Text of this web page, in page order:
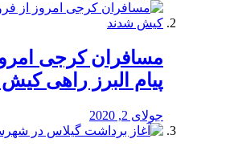
مسافران کرجی
پیام البرز راهی
جولای 2, 2020